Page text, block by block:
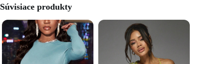
Súvisiace produkty